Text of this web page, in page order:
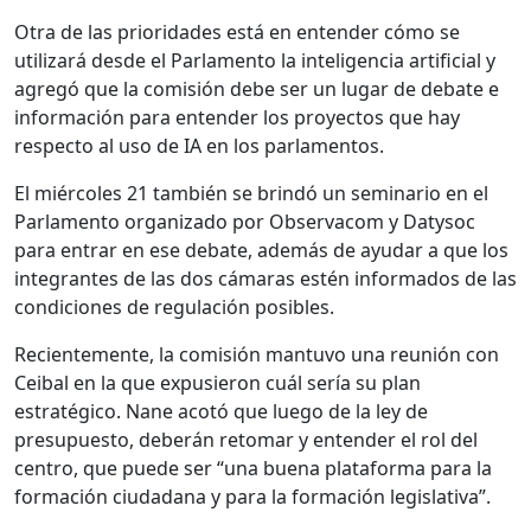
Otra de las prioridades está en entender cómo se
utilizará desde el Parlamento la inteligencia artificial y
agregó que la comisión debe ser un lugar de debate e
información para entender los proyectos que hay
respecto al uso de IA en los parlamentos.
El miércoles 21 también se brindó un seminario en el
Parlamento organizado por Observacom y Datysoc
para entrar en ese debate, además de ayudar a que los
integrantes de las dos cámaras estén informados de las
condiciones de regulación posibles.
Recientemente, la comisión mantuvo una reunión con
Ceibal en la que expusieron cuál sería su plan
estratégico. Nane acotó que luego de la ley de
presupuesto, deberán retomar y entender el rol del
centro, que puede ser “una buena plataforma para la
formación ciudadana y para la formación legislativa”.